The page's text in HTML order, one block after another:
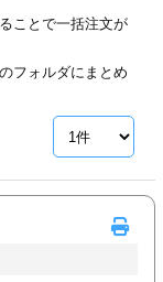
ことで一括注文が
フォルダにまとめ